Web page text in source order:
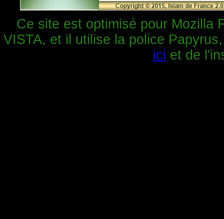
Ce site est optimisé pour Mozilla
VISTA, et il utilise la police
ici et de